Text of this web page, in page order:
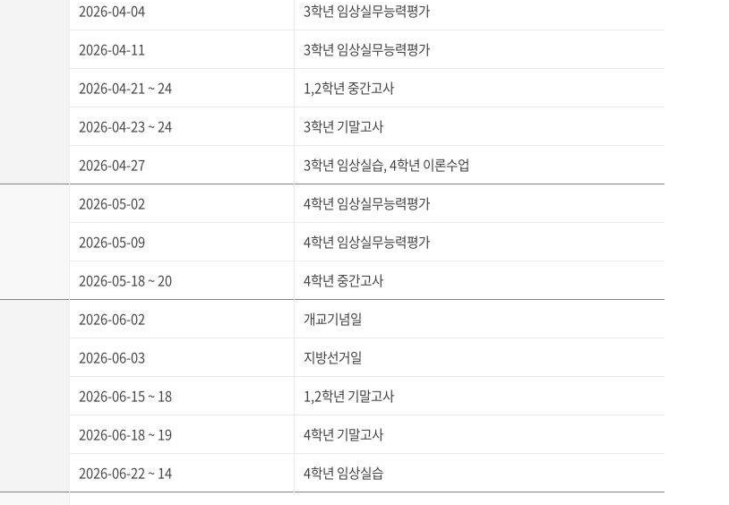
2026-04-04
3학년 임상실무능력평가
2026-04-11
3학년 임상실무능력평가
2026-04-21 ~ 24
1,2학년 중간고사
2026-04-23 ~ 24
3학년 기말고사
2026-04-27
3학년 임상실습, 4학년 이론수업
2026-05-02
4학년 임상실무능력평가
2026-05-09
4학년 임상실무능력평가
2026-05-18 ~ 20
4학년 중간고사
2026-06-02
개교기념일
2026-06-03
지방선거일
2026-06-15 ~ 18
1,2학년 기말고사
2026-06-18 ~ 19
4학년 기말고사
2026-06-22 ~ 14
4학년 임상실습